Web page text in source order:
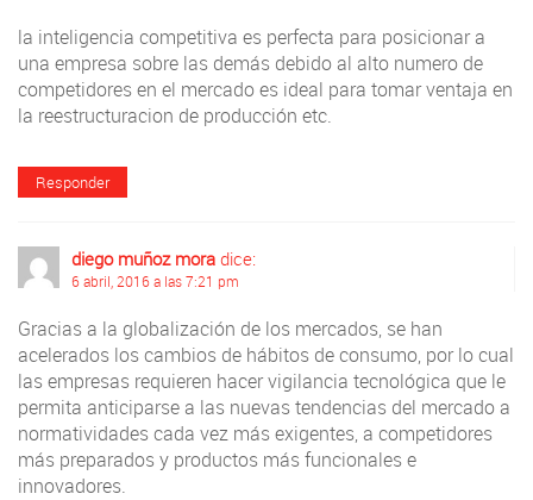
la inteligencia competitiva es perfecta para posicionar a
una empresa sobre las demás debido al alto numero de
competidores en el mercado es ideal para tomar ventaja en
la reestructuracion de producción etc.
Responder
diego muñoz mora dice:
6 abril, 2016 a las 7:21 pm
Gracias a la globalización de los mercados, se han
acelerados los cambios de hábitos de consumo, por lo cual
las empresas requieren hacer vigilancia tecnológica que le
permita anticiparse a las nuevas tendencias del mercado a
normatividades cada vez más exigentes, a competidores
más preparados y productos más funcionales e
innovadores.